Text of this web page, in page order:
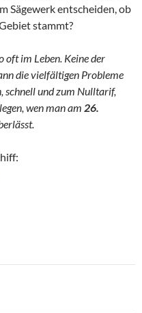
Sägewerk entscheiden, ob
stammt?
oft im Leben. Keine der
die vielfältigen Probleme
schnell und zum Nulltarif,
wen man am 26.